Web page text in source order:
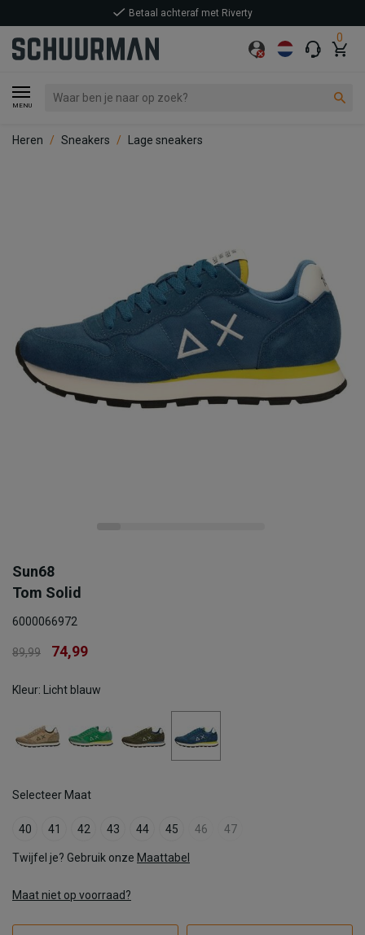
0
MENU
Betaal achteraf met Riverty
Heren Sneakers Lage sneakers
Sun68
Tom Solid
6000066972
89,99 74,99
Kleur: Licht blauw
Selecteer Maat
40 41 42 43 44 45 46 47
Twijfel je? Gebruik onze Maattabel
Maat niet op voorraad?